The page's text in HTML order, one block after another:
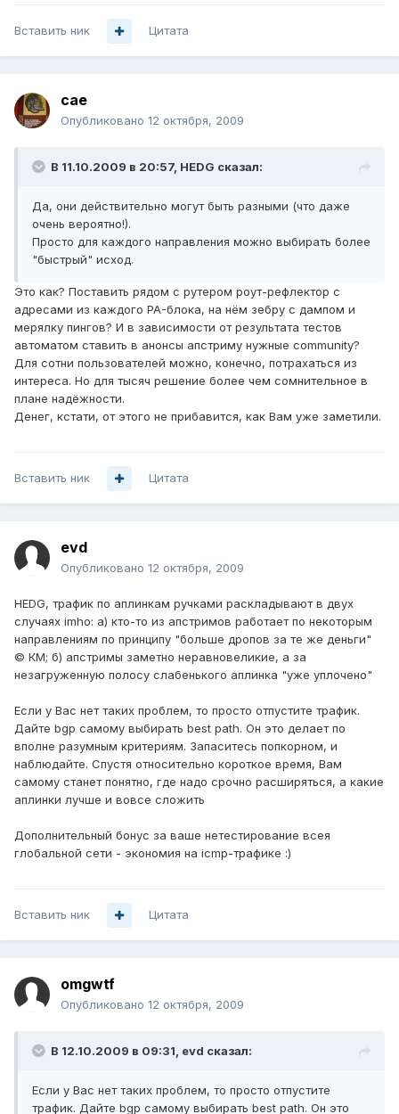
Вставить ник Цитата
cae
Опубликовано 12 октября, 2009
В 11.10.2009 в 20:57, HEDG сказал:
Да, они действительно могут быть разными (что даже
очень вероятно!).
Просто для каждого направления можно выбирать более
"быстрый" исход.
Это как? Поставить рядом с рутером роут-рефлектор с
адресами из каждого PA-блока, на нём зебру с дампом и
мерялку пингов? И в зависимости от результата тестов
автоматом ставить в анонсы апстриму нужные community?
Для сотни пользователей можно, конечно, потрахаться из
интереса. Но для тысяч решение более чем сомнительное в
плане надёжности.
Денег, кстати, от этого не прибавится, как Вам уже заметили.
Вставить ник Цитата
evd
Опубликовано 12 октября, 2009
HEDG, трафик по аплинкам ручками раскладывают в двух
случаях imho: а) кто-то из апстримов работает по некоторым
направлениям по принципу "больше дропов за те же деньги"
© КМ; б) апстримы заметно неравновеликие, а за
незагруженную полосу слабенького аплинка "уже уплочено"
Если у Вас нет таких проблем, то просто отпустите трафик.
Дайте bgp самому выбирать best path. Он это делает по
вполне разумным критериям. Запаситесь попкорном, и
наблюдайте. Спустя относительно короткое время, Вам
самому станет понятно, где надо срочно расширяться, а какие
аплинки лучше и вовсе сложить
Дополнительный бонус за ваше нетестирование всея
глобальной сети - экономия на icmp-трафике :)
Вставить ник Цитата
omgwtf
Опубликовано 12 октября, 2009
В 12.10.2009 в 09:31, evd сказал:
Если у Вас нет таких проблем, то просто отпустите
трафик. Дайте bgp самому выбирать best path. Он это